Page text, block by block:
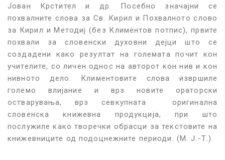
Јован Крстител и др. Посебно значајни се
похвалните слова за Св. Кирил и Похвалното слово
за Кирил и Методиј (без Климентов потпис), првите
похвали за словенски духовни дејци што се
создадени како резултат на големата почит кон
учителите, со личен однос на авторот кон нив и кон
нивното дело. Климентовите слова извршиле
големо влијание и врз новите ораторски
остварувања, врз севкупната оригинална
словенска книжевна продукција, при што
послужиле како творечки обрасци за текстовите на
книжевниците од подоцнежните периоди. (М. Ј.-Т.)